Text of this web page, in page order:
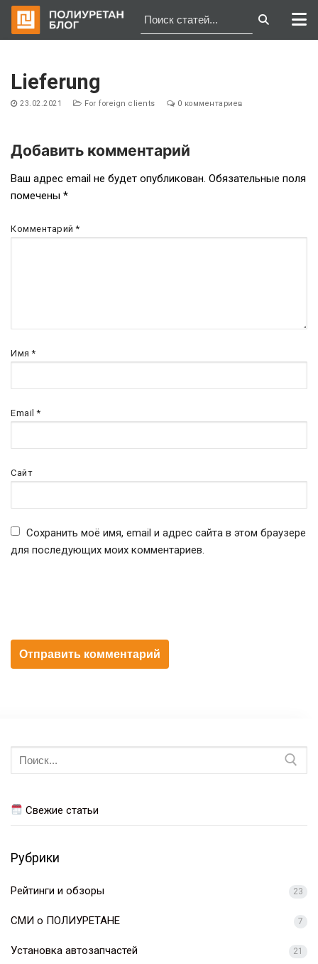
содержимому
Lieferung
23.02.2021 For foreign clients 0 комментариев
Навигация
по
записям
Добавить комментарий
Ваш адрес email не будет опубликован. Обязательные поля
помечены *
Комментарий*
Имя*
Email*
Сайт
Сохранить моё имя, email и адрес сайта в этом браузере
для последующих моих комментариев.
Искать:
Свежие статьи
Рубрики
Рейтинги и обзоры 23
СМИ о ПОЛИУРЕТАНЕ 7
Установка автозапчастей 21